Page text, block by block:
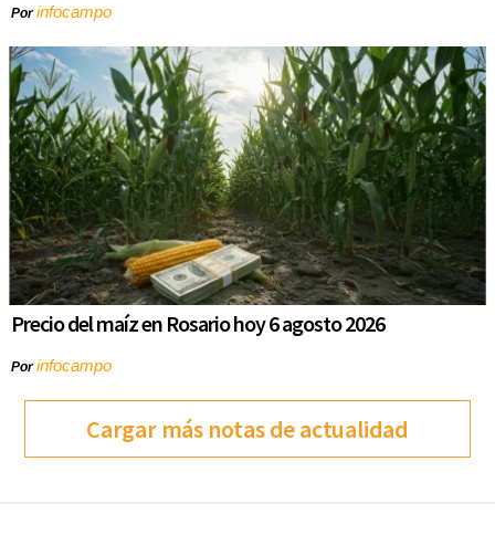
Porinfocampo
Precio del maíz en Rosario hoy 6 agosto 2026
Porinfocampo
Cargar más notas de actualidad